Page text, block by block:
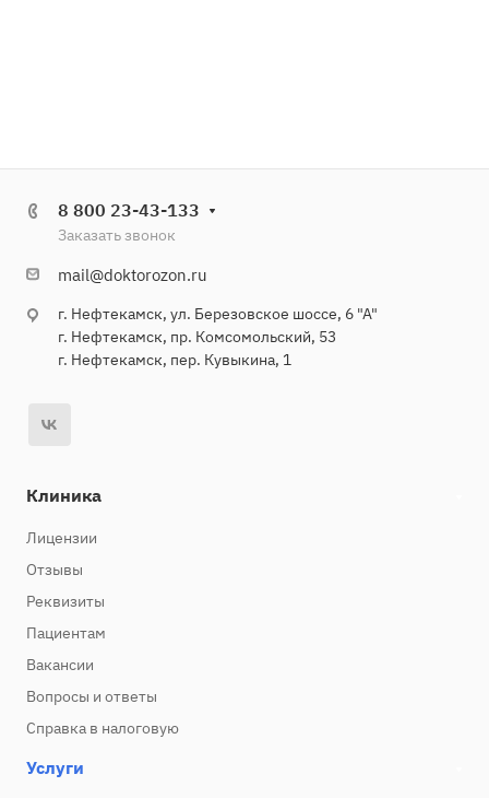
8 800 23-43-133
Заказать звонок
mail@doktorozon.ru
г. Нефтекамск, ул. Березовское шоссе, 6 "А"
г. Нефтекамск, пр. Комсомольский, 53
г. Нефтекамск, пер. Кувыкина, 1
Клиника
Лицензии
Отзывы
Реквизиты
Пациентам
Вакансии
Вопросы и ответы
Справка в налоговую
Услуги